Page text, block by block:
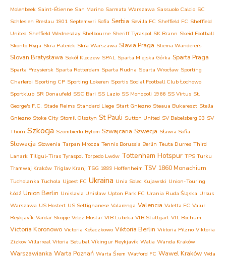
Molenbeek Saint-Étienne San Marino Sarmata Warszawa Sassuolo Calcio SC
Schlesien Breslau 1901 Septemwri Sofia Serbia Sevilla FC Sheffield FC Sheffield
United Sheffield Wednesday Shelbourne Sheriff Tyraspol SK Brann Skeid Football
Skonto Ryga Skra Paterek Skra Warszawa Slavia Praga Sliema Wanderers
Slovan Bratysława Sokół Kleczew SPAL Sparta Miejska Górka Sparta Praga
Sparta Przysiersk Sparta Rotterdam Sparta Rudna Sparta Wrocław Sporting
Charleroi Sporting CP Sporting Lokeren Sportis Social Football Club Łochowo
Sportklub SR Donaufeld SSC Bari SS Lazio SS Monopoli 1966 SS Virtus St.
George's F.C. Stade Reims Standard Liege Start Gniezno Steaua Bukareszt Stella
Gniezno Stoke City Stomil Olsztyn St Pauli Sutton United SV Babelsberg 03 SV
Thorn Szkocja Szombierki Bytom Szwajcaria Szwecja Sławia Sofia
Słowacja Słowenia Tarpan Mrocza Tennis Borussia Berlin Teuta Durres Third
Lanark Tiligul-Tiras Tyraspol Torpedo Lwów Tottenham Hotspur TPS Turku
Tramwaj Kraków Triglav Kranj TSG 1899 Hoffenheim TSV 1860 Monachium
Tucholanka Tuchola Ujpest FC Ukraina Unia Solec Kujawski Union-Touring
Łódź Union Berlin Unislavia Unisław Upton Park FC Urania Ruda Śląska Ursus
Warszawa US Hostert US Settignanese Valarenga Valencia Valetta FC Valur
Reykjavík Vardar Skopje Velez Mostar VfB Lubeka VfB Stuttgart VfL Bochum
Victoria Koronowo Victoria Kołaczkowo Viktoria Berlin Viktoria Pilzno Viktoria
Zizkov Villarreal Vitoria Setubal Víkingur Reykjavík Walia Wanda Kraków
Warszawianka Warta Poznań Warta Śrem Watford FC Wawel Kraków Wda